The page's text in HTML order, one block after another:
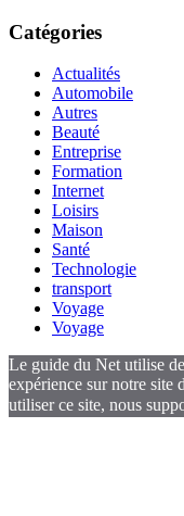
Catégories
Actualités
Automobile
Autres
Beauté
Entreprise
Formation
Internet
Loisirs
Maison
Santé
Technologie
transport
Voyage
Voyage
Le guide du Net utilise
expérience sur notre site
utiliser ce site, nous